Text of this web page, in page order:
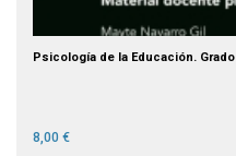
Psicología de la Educación.
8,00 €